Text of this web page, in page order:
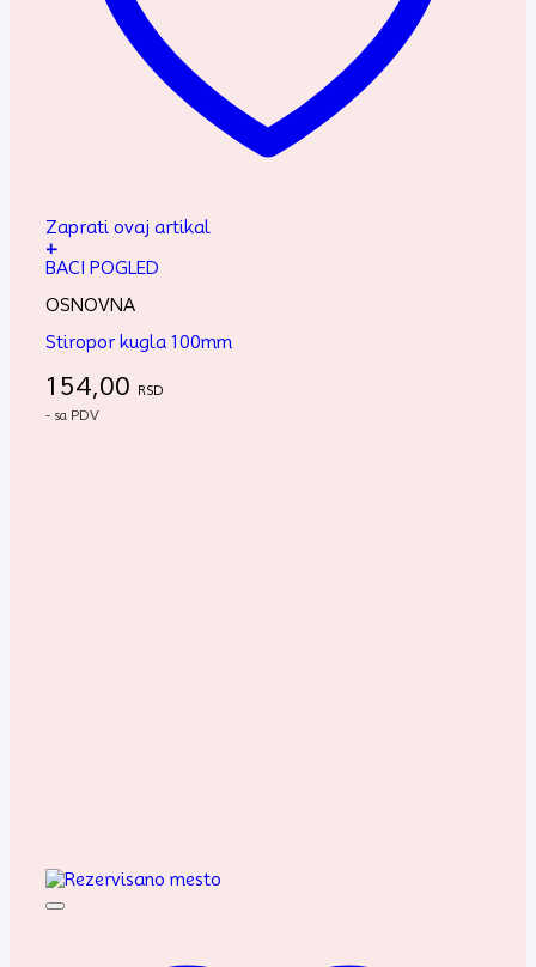
Zaprati ovaj artikal
+
BACI POGLED
OSNOVNA
Stiropor kugla 100mm
154,00 RSD
- sa PDV